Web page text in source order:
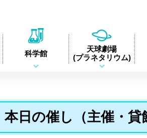
科学館
天球劇場
(プラネタリウム)
本日の催し（主催・貸